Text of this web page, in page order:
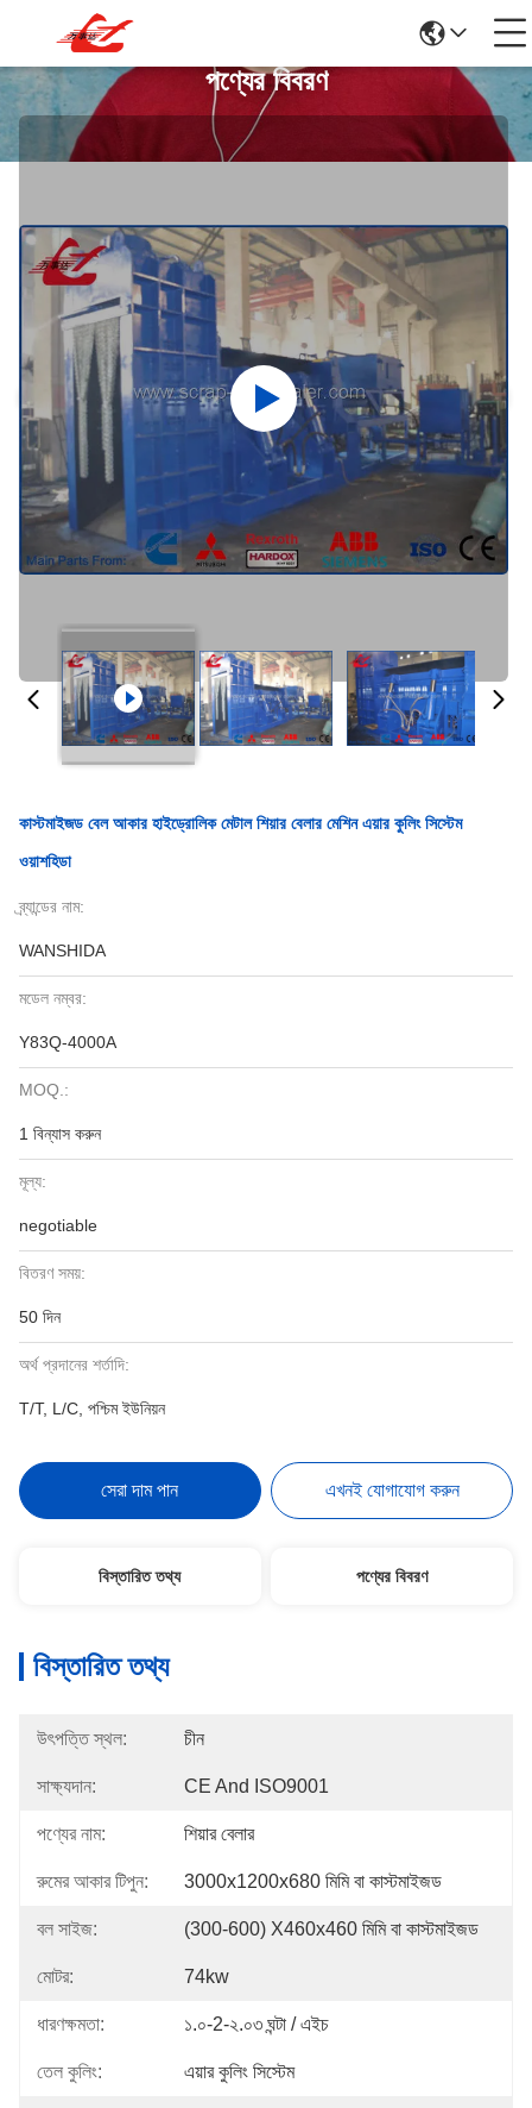
পণ্যের বিবরণ
কাস্টমাইজড বেল আকার হাইড্রোলিক মেটাল শিয়ার বেলার মেশিন এয়ার কুলিং সিস্টেম
ওয়াশহিডা
ব্র্যান্ডের নাম:
WANSHIDA
মডেল নম্বর:
Y83Q-4000A
MOQ.:
1 বিন্যাস করুন
মূল্য:
negotiable
বিতরণ সময়:
50 দিন
অর্থ প্রদানের শর্তাদি:
T/T, L/C, পশ্চিম ইউনিয়ন
সেরা দাম পান এখনই যোগাযোগ করুন
বিস্তারিত তথ্য পণ্যের বিবরণ
বিস্তারিত তথ্য
উৎপত্তি স্থল: চীন
সাক্ষ্যদান: CE And ISO9001
পণ্যের নাম: শিয়ার বেলার
রুমের আকার টিপুন: 3000x1200x680 মিমি বা কাস্টমাইজড
বল সাইজ: (300-600) X460x460 মিমি বা কাস্টমাইজড
মোটর: 74kw
ধারণক্ষমতা: ১.০-2-২.০৩ ঘন্টা / এইচ
তেল কুলিং: এয়ার কুলিং সিস্টেম